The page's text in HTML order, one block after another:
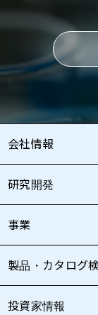
会社情報
研究開発
事業
製品・カタログ
投資家情報